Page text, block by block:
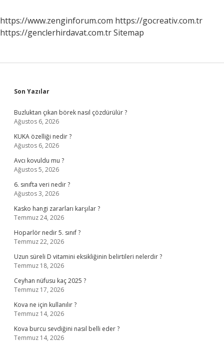
Gerekir
https://www.zenginforum.com https://gocreativ.com.tr
https://genclerhirdavat.com.trSitemap
Sidebar
Son Yazılar
Buzluktan çıkan börek nasıl çözdürülür ?
Ağustos 6, 2026
KUKA özelliği nedir ?
Ağustos 6, 2026
Avcı kovuldu mu ?
Ağustos 5, 2026
6. sınıfta veri nedir ?
Ağustos 3, 2026
Kasko hangi zararları karşılar ?
Temmuz 24, 2026
Hoparlör nedir 5. sınıf ?
Temmuz 22, 2026
Uzun süreli D vitamini eksikliğinin belirtileri nelerdir ?
Temmuz 18, 2026
Ceyhan nüfusu kaç 2025 ?
Temmuz 17, 2026
Kova ne için kullanılır ?
Temmuz 14, 2026
Kova burcu sevdiğini nasıl belli eder ?
Temmuz 14, 2026